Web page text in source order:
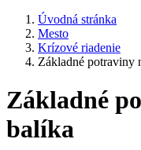
Úvodná stránka
Mesto
Krízové riadenie
Základné potraviny
Základné
balíka